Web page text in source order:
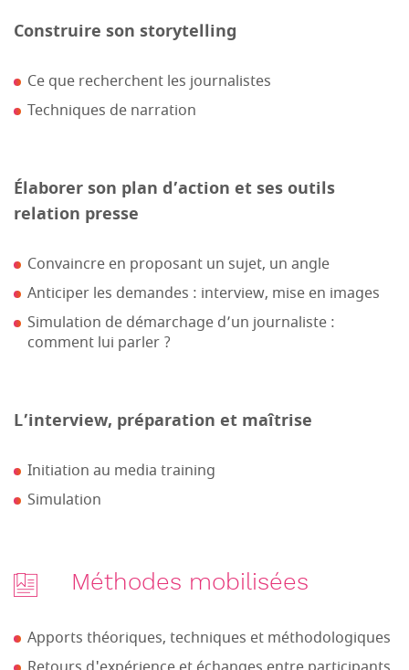
Construire son storytelling
Ce que recherchent les journalistes
Techniques de narration
Élaborer son plan d’action et ses outils
relation presse
Convaincre en proposant un sujet, un angle
Anticiper les demandes : interview, mise en images
Simulation de démarchage d’un journaliste :
comment lui parler ?
L’interview, préparation et maîtrise
Initiation au media training
Simulation
Méthodes mobilisées
Apports théoriques, techniques et méthodologiques